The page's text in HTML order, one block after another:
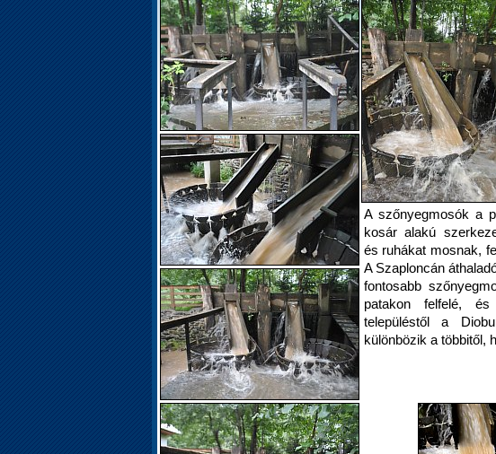
A szőnyegmosók a
kosár alakú
és ruhákat mosnak,
A Szaploncán
fontosabb
patakon felfelé,
településtől a
különbözik a többitől,